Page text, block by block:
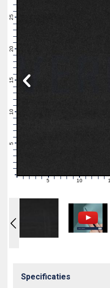
11
16
21
26
1 2 3 4 6 7 89 11121314
Specificaties